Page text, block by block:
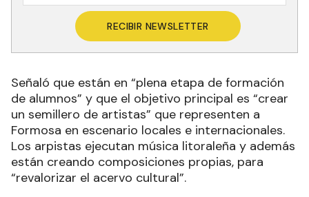
RECIBIR NEWSLETTER
Señaló que están en “plena etapa de formación
de alumnos” y que el objetivo principal es “crear
un semillero de artistas” que representen a
Formosa en escenario locales e internacionales.
Los arpistas ejecutan música litoraleña y además
están creando composiciones propias, para
“revalorizar el acervo cultural”.